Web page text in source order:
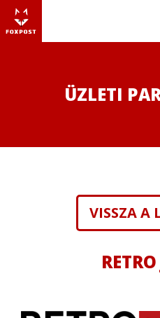
ÜZLETI
VISSZA A